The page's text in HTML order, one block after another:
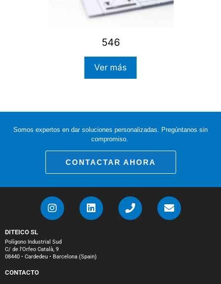
546
Ver más
Somos expertos en dar soluciones personalizadas. Pregúntanos sin
compromiso.
CONTACTAR AHORA
DITEICO SL
Polígono Industrial Sud
C/ de l’Orfeo Català, 9
08440 • Cardedeu • Barcelona (Spain)
CONTACTO